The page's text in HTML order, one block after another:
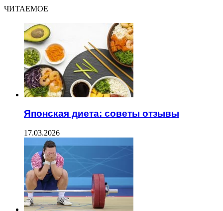
ЧИТАЕМОЕ
Японская диета: советы отзывы
17.03.2026